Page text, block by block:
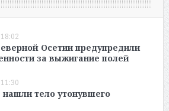
Осетии предупредили
за выжигание полей
нашли тело утонувшего